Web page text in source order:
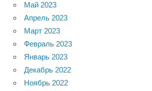
Май 2023
Апрель 2023
Март 2023
Февраль 2023
Январь 2023
Декабрь 2022
Ноябрь 2022